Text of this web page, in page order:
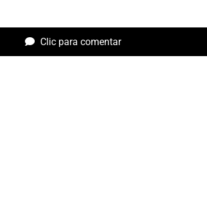
Clic para comentar